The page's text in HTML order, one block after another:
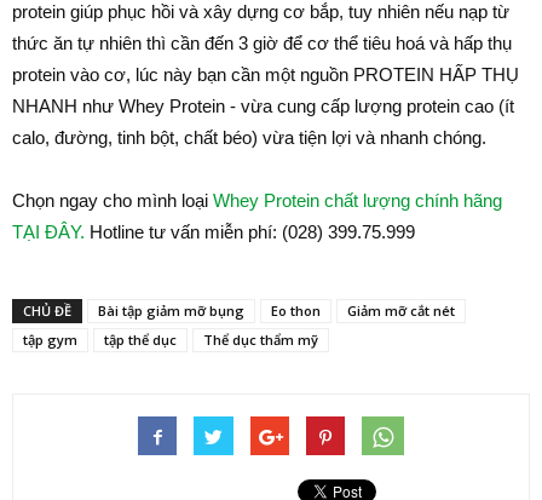
protein giúp phục hồi và xây dựng cơ bắp, tuy nhiên nếu nạp từ
thức ăn tự nhiên thì cần đến 3 giờ để cơ thể tiêu hoá và hấp thụ
protein vào cơ, lúc này bạn cần một nguồn PROTEIN HẤP THỤ
NHANH như Whey Protein - vừa cung cấp lượng protein cao (ít
calo, đường, tinh bột, chất béo) vừa tiện lợi và nhanh chóng.
Chọn ngay cho mình loại Whey Protein chất lượng chính hãng
TẠI ĐÂY. Hotline tư vấn miễn phí: (028) 399.75.999
CHỦ ĐỀ Bài tập giảm mỡ bụng Eo thon
Giảm mỡ cắt nét
tập gym
tập thể dục Thể dục thẩm mỹ